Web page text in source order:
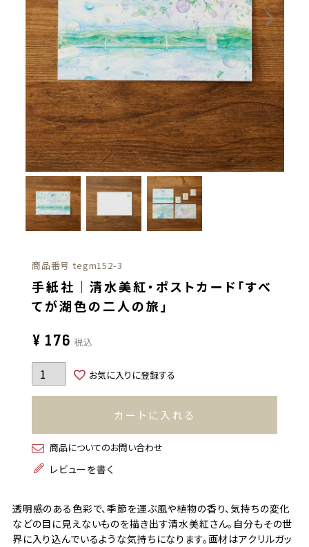
商品番号 tegm152-3
手紙社｜清水美紅・ポストカード「すべ
てが湖色の二人の旅」
¥ 176 税込
お気に入りに登録する
カートに入れる
商品についてのお問い合わせ
レビューを書く
透明感のある色彩で、季節を運ぶ風や植物の香り、気持ちの変化
などの目に見えないものを描き出す清水美紅さん。自分もその世
界に入り込んでいるような気持ちになります。画材はアクリルガッ